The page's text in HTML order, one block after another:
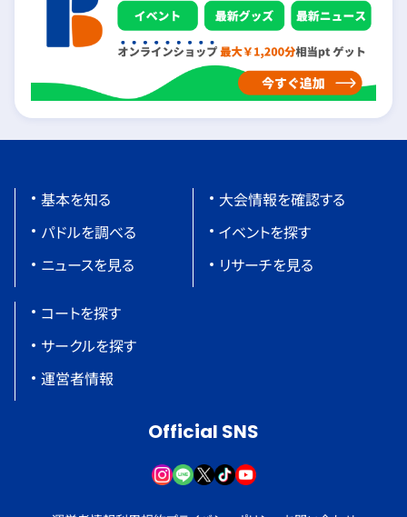
基本を知る
パドルを調べる
ニュースを見る
大会情報を確認する
イベントを探す
リサーチを見る
コートを探す
サークルを探す
運営者情報
Official SNS